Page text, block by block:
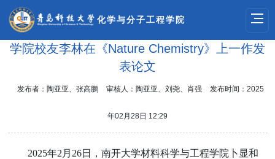
化学与分子工程学院
学院校友李林在《Nature Chemistry》上一作发
表论文
发布者：陶亚亚、张高鹏 审核人：陶亚亚、刘尧、肖强 发布时间：2025
年02月28日 12:29
2025年2 月 26日，南开大学材料科学与工程学院卜显和